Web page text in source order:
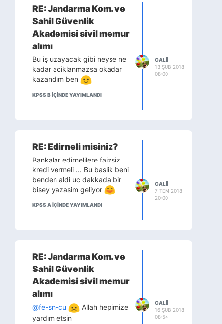
RE: Jandarma Kom. ve
Sahil Güvenlik
Akademisi sivil memur
alımı
Bu iş uzayacak gibi neyse ne
kadar aciklanmazsa okadar
kazandım ben
KPSS B IÇINDE YAYIMLANDI
CALII
13 ŞUB 2018
08:00
RE: Edirneli misiniz?
Bankalar edirnelilere faizsiz
kredi vermeli ... Bu baslik beni
benden aldi uc dakkada bir
bisey yazasim geliyor
KPSS A IÇINDE YAYIMLANDI
CALII
7 TEM 2018
20:00
RE: Jandarma Kom. ve
Sahil Güvenlik
Akademisi sivil memur
alımı
@fe-sn-cu
Allah hepimize
yardım etsin
CALII
16 ŞUB 2018
08:54